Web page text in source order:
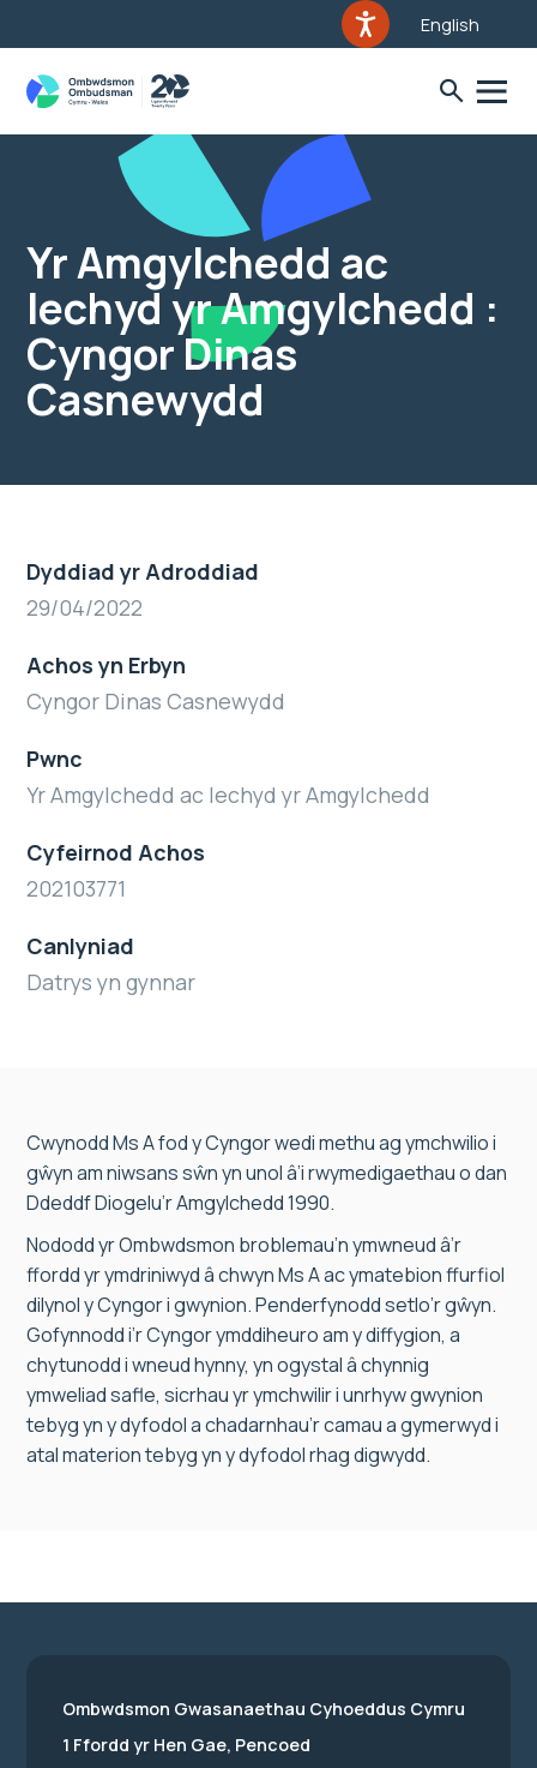
English
Yr Amgylchedd ac
Iechyd yr Amgylchedd :
Cyngor Dinas
Casnewydd
Dyddiad yr Adroddiad
29/04/2022
Achos yn Erbyn
Cyngor Dinas Casnewydd
Pwnc
Yr Amgylchedd ac Iechyd yr Amgylchedd
Cyfeirnod Achos
202103771
Canlyniad
Datrys yn gynnar
Cwynodd Ms A fod y Cyngor wedi methu ag ymchwilio i
gŵyn am niwsans sŵn yn unol â’i rwymedigaethau o dan
Ddeddf Diogelu’r Amgylchedd 1990.
Nododd yr Ombwdsmon broblemau’n ymwneud â’r
ffordd yr ymdriniwyd â chwyn Ms A ac ymatebion ffurfiol
dilynol y Cyngor i gwynion. Penderfynodd setlo’r gŵyn.
Gofynnodd i’r Cyngor ymddiheuro am y diffygion, a
chytunodd i wneud hynny, yn ogystal â chynnig
ymweliad safle, sicrhau yr ymchwilir i unrhyw gwynion
tebyg yn y dyfodol a chadarnhau’r camau a gymerwyd i
atal materion tebyg yn y dyfodol rhag digwydd.
Ombwdsmon Gwasanaethau Cyhoeddus Cymru
1 Ffordd yr Hen Gae, Pencoed